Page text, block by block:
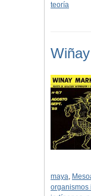
teoría
maya,
organismos